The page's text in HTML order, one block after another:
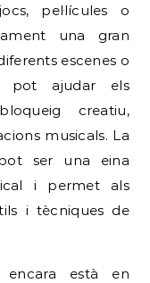
pel·lícules o
una gran
escenes o
pot ajudar els
creatiu,
musicals. La
ser una eina
i permet als
i tècniques de
està en